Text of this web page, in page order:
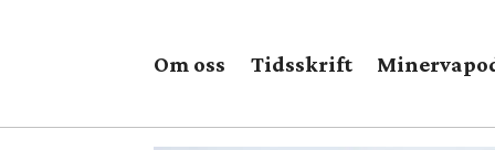
Om oss Tidsskrift